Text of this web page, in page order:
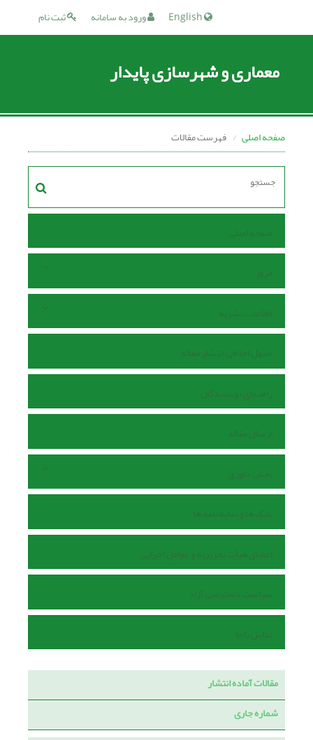
ثبت نام ورود به سامانه
معماری و شهرسازی پایدار
صفحه اصلی فهرست مقالات
صفحه اصلی
مرور
اطلاعات نشریه
اصول اخلاقی انتشار مقاله
راهنمای نویسندگان
ارسال مقاله
بخش داوری
بانک ها و نمایه نامه ها
اعضای هیأت تحریریه و عوامل اجرایی
سیاست دسترسی آزاد
تماس با ما
مقالات آماده انتشار
شماره جاری